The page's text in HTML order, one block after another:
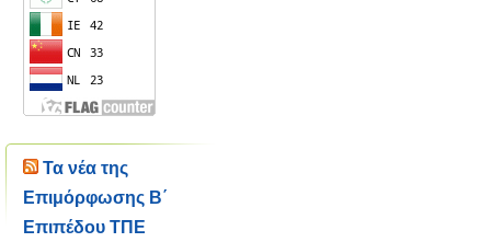
Τα νέα της
Επιμόρφωσης Β΄
Επιπέδου ΤΠΕ